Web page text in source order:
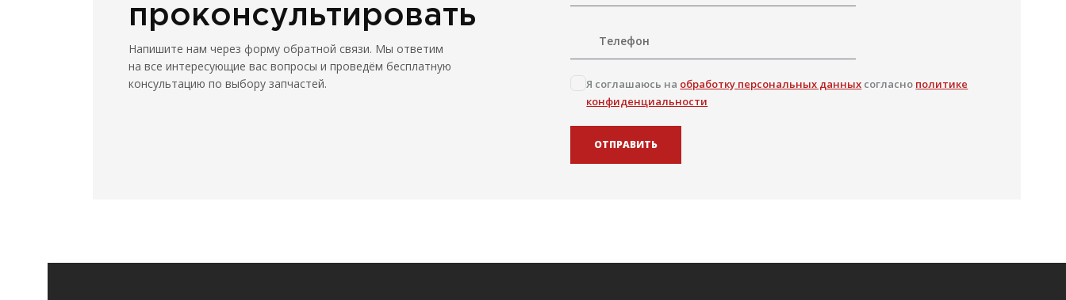
проконсультировать
Напишите нам через форму обратной связи. Мы ответим
на все интересующие вас вопросы и проведём бесплатную
консультацию по выбору запчастей.
Я соглашаюсь на обработку персональных данных согласно политике
конфиденциальности
ОТПРАВИТЬ